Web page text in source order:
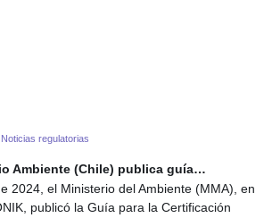
Noticias regulatorias
Ambiente (Chile) publica guía…
2024, el Ministerio del Ambiente (MMA), en
publicó la Guía para la Certificación